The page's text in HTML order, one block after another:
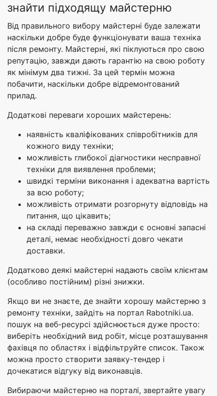
знайти підходящу майстерню
Від правильного вибору майстерні буде залежати
наскільки добре буде функціонувати ваша техніка
після ремонту. Майстерні, які піклуються про свою
репутацію, завжди дають гарантію на свою роботу
як мінімум два тижні. За цей термін можна
побачити, наскільки добре відремонтований
прилад.
Додаткові переваги хороших майстерень:
наявність кваліфікованих співробітників для
кожного виду техніки;
можливість глибокої діагностики несправної
техніки для виявлення проблеми;
швидкі терміни виконання і адекватна вартість
за всю роботу;
можливість отримати розгорнуту відповідь на
питання, що цікавить;
на складі переважно завжди є основні запасні
деталі, немає необхідності довго чекати
доставки.
Додатково деякі майстерні надають своїм клієнтам
(особливо постійним) різні знижки.
Якщо ви не знаєте, де знайти хорошу майстерню з
ремонту техніки, зайдіть на портал Rabotniki.ua.
пошук на веб-ресурсі здійснюється дуже просто:
виберіть необхідний вид робіт, місце розташування
фахівця по областях і відфільтруйте список. Також
можна просто створити заявку-тендер і
дочекатися відгуку від виконавців.
Вибираючи майстерню на порталі, звертайте увагу